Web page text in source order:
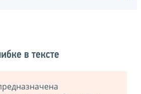
в тексте